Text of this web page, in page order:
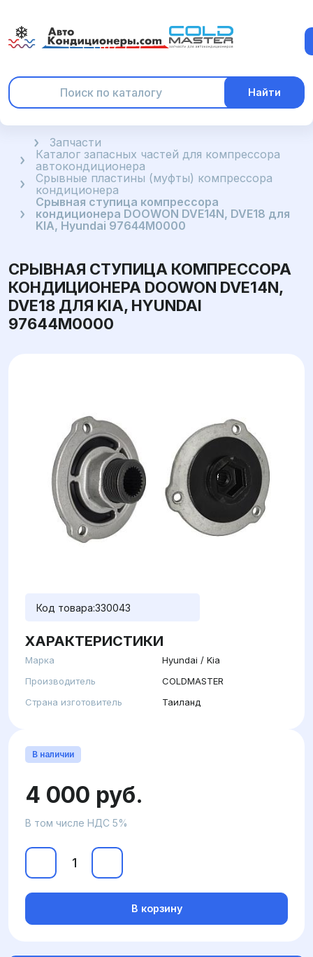
Найти
ГлавнаяЗапчасти
Каталог запасных частей для компрессора
автокондиционера
Срывные пластины (муфты) компрессора
кондиционера
Срывная ступица компрессора
кондиционера DOOWON DVE14N, DVE18 для
KIA, Hyundai 97644M0000
СРЫВНАЯ СТУПИЦА КОМПРЕССОРА
КОНДИЦИОНЕРА DOOWON DVE14N,
DVE18 ДЛЯ KIA, HYUNDAI
97644M0000
Код товара:330043
ХАРАКТЕРИСТИКИ
Марка
Hyundai / Kia
Производитель
COLDMASTER
Страна изготовитель
Таиланд
В наличии
4 000 руб.
В том числе НДС 5%
В корзину